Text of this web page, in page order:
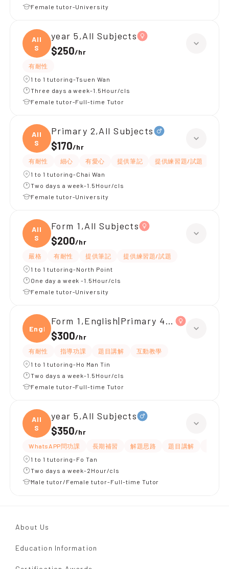
Female tutor-University
All
S
year 5,All Subjects
$250/hr
有耐性
1 to 1 tutoring-Tsuen Wan
Three days a week-1.5Hour/cls
Female tutor-Full-time Tutor
All
S
Primary 2,All Subjects
$170/hr
有耐性 細心 有愛心 提供筆記 提供練習題/試題
1 to 1 tutoring-Chai Wan
Two days a week-1.5Hour/cls
Female tutor-University
All
S
Form 1,All Subjects
$200/hr
嚴格 有耐性 提供筆記
提供練習題/試題
1 to 1 tutoring-North Point
One day a week -1.5Hour/cls
Female tutor-University
Engli
Form 1,English|Primary 4,All Subjects
$300/hr
有耐性 指導功課 題目講解
互動教學
1 to 1 tutoring-Ho Man Tin
Two days a week-1.5Hour/cls
Female tutor-Full-time Tutor
All
S
year 5,All Subjects
$350/hr
WhatsAPP問功課 長期補習 解題思路 題目講解
1 to 1 tutoring-Fo Tan
Two days a week-2Hour/cls
Male tutor/Female tutor-Full-time Tutor
About Us
Education Information